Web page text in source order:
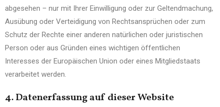
abgesehen – nur mit Ihrer Einwilligung oder zur Geltendmachung,
Ausübung oder Verteidigung von Rechtsansprüchen oder zum
Schutz der Rechte einer anderen natürlichen oder juristischen
Person oder aus Gründen eines wichtigen öffentlichen
Interesses der Europäischen Union oder eines Mitgliedstaats
verarbeitet werden.
4. Datenerfassung auf dieser Website